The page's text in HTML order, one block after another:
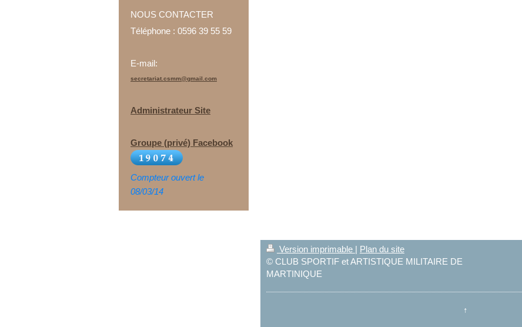
NOUS CONTACTER
Téléphone : 0596 39 55 59
E-mail:
secretariat.csmm@gmail.com
Administrateur Site
Groupe (privé) Facebook
Compteur ouvert le
08/03/14
Version imprimable | Plan du site
© CLUB SPORTIF et ARTISTIQUE MILITAIRE DE
MARTINIQUE
↑